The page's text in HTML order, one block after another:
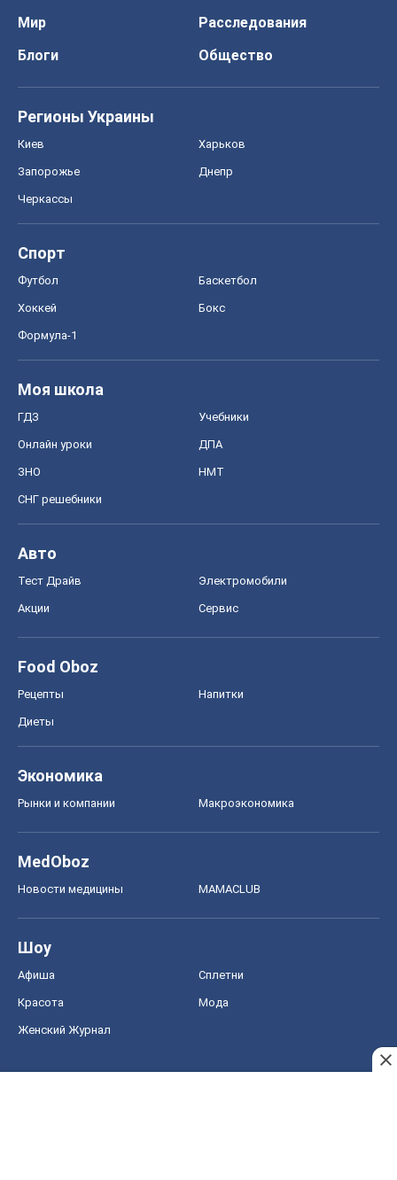
Мир
Расследования
Блоги
Общество
Регионы Украины
Киев Харьков
Запорожье Днепр
Черкассы
Спорт
Футбол Баскетбол
Хоккей Бокс
Формула-1
Моя школа
ГДЗ Учебники
Онлайн уроки ДПА
ЗНО НМТ
СНГ решебники
Авто
Тест Драйв Электромобили
Акции Сервис
Food Oboz
Рецепты Напитки
Диеты
Экономика
Рынки и компании Mакроэкономика
MedOboz
Новости медицины MAMACLUB
Шоу
Афиша Сплетни
Красота Мода
Женский Журнал